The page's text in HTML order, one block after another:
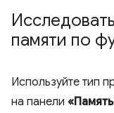
памяти по
Используйте тип
на панели